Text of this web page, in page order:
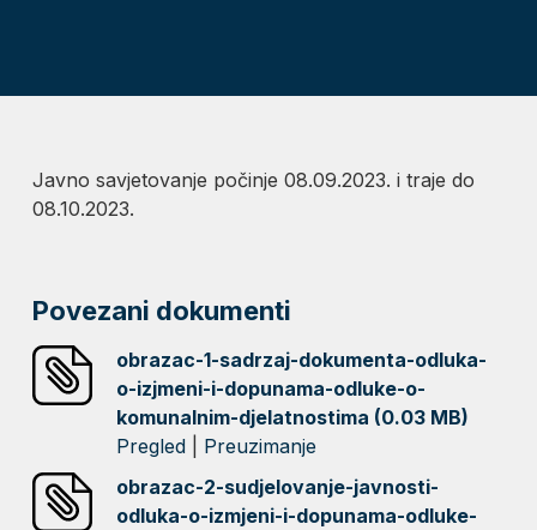
Javno savjetovanje počinje 08.09.2023. i traje do
08.10.2023.
Povezani dokumenti
obrazac-1-sadrzaj-dokumenta-odluka-
o-izjmeni-i-dopunama-odluke-o-
komunalnim-djelatnostima (0.03 MB)
Pregled
Preuzimanje
obrazac-2-sudjelovanje-javnosti-
odluka-o-izmjeni-i-dopunama-odluke-